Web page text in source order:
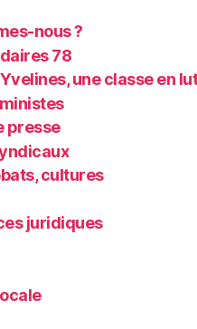
nous ?
78
une classe en
presse
cultures
juridiques